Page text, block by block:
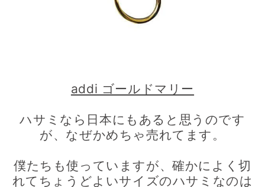
addi ゴールドマリー
ハサミなら日本にもあると思うのです
が、なぜかめちゃ売れてます。
僕たちも使っていますが、確かによく切
れてちょうどよいサイズのハサミなのは